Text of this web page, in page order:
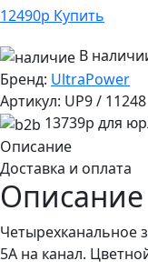
12490р Купить
В
Бренд: UltraPower
Артикул: UP9 / 11248
13739р для
Описание
Доставка и оплата
Описание
Четырехканальное
5А на канал.